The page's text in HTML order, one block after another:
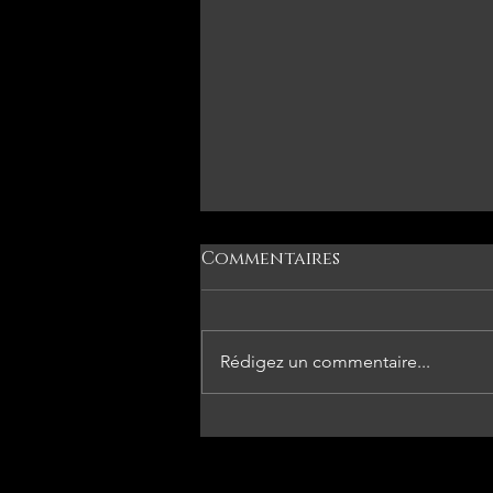
Commentaires
Rédigez un commentaire...